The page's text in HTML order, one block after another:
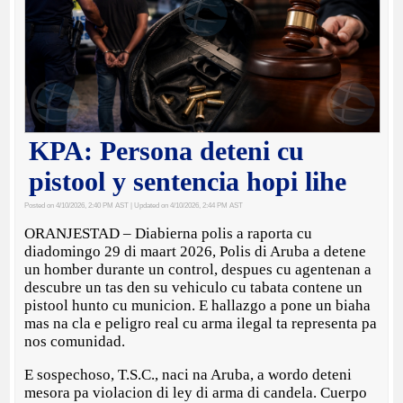
KPA: Persona deteni cu
pistool y sentencia hopi lihe
Posted on 4/10/2026, 2:40 PM AST | Updated on 4/10/2026, 2:44 PM AST
ORANJESTAD – Diabierna polis a raporta cu
diadomingo 29 di maart 2026, Polis di Aruba a detene
un homber durante un control, despues cu agentenan a
descubre un tas den su vehiculo cu tabata contene un
pistool hunto cu municion. E hallazgo a pone un biaha
mas na cla e peligro real cu arma ilegal ta representa pa
nos comunidad.
E sospechoso, T.S.C., naci na Aruba, a wordo deteni
mesora pa violacion di ley di arma di candela. Cuerpo